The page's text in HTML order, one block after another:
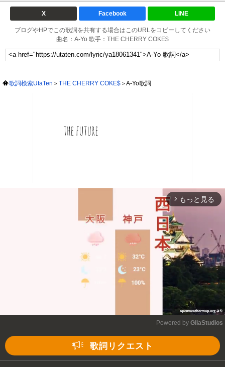
X Facebook LINE
ブログやHPでこの歌詞を共有する場合はこのURLをコピーしてください
曲名：A-Yo 歌手：THE CHERRY COKE$
歌詞検索UtaTen THE CHERRY COKE$ A-Yo歌詞
arrow_forward_ios もっと見る
Powered by GliaStudios
歌詞リクエスト